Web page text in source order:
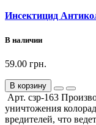
Инсектицид
В наличии
59.00 грн.
В корзину
Арт. сзр-163
уничтожения
вредителей, что